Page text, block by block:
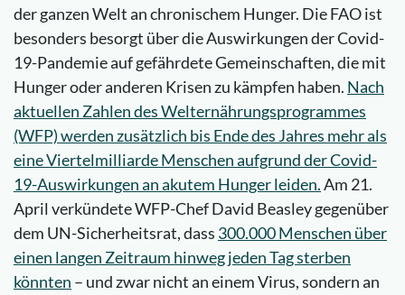
der ganzen Welt an chronischem Hunger. Die FAO ist
besonders besorgt über die Auswirkungen der Covid-
19-Pandemie auf gefährdete Gemeinschaften, die mit
Hunger oder anderen Krisen zu kämpfen haben. Nach
aktuellen Zahlen des Welternährungsprogrammes
(WFP) werden zusätzlich bis Ende des Jahres mehr als
eine Viertelmilliarde Menschen aufgrund der Covid-
19-Auswirkungen an akutem Hunger leiden.Am 21.
April verkündete WFP-Chef David Beasley gegenüber
dem UN-Sicherheitsrat, dass 300.000 Menschen über
einen langen Zeitraum hinweg jeden Tag sterben
könnten – und zwar nicht an einem Virus, sondern an